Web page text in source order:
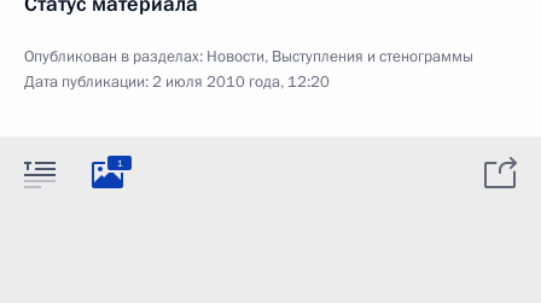
Опубликован в разделах: Новости, Выступления и стенограммы
Дата публикации:2 июля 2010 года, 12:20
1